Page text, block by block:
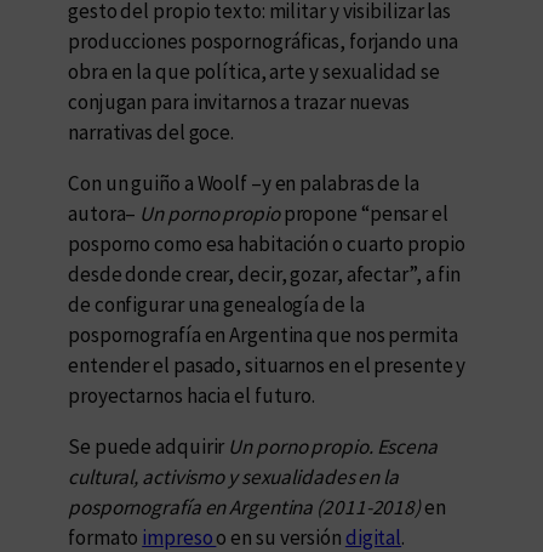
gesto del propio texto: militar y visibilizar las
producciones pospornográficas, forjando una
obra en la que política, arte y sexualidad se
conjugan para invitarnos a trazar nuevas
narrativas del goce.
Con un guiño a Woolf –y en palabras de la
autora– Un porno propiopropone “pensar el
posporno como esa habitación o cuarto propio
desde donde crear, decir, gozar, afectar”, a fin
de configurar una genealogía de la
pospornografía en Argentina que nos permita
entender el pasado, situarnos en el presente y
proyectarnos hacia el futuro.
Se puede adquirir Un porno propio. Escena
cultural, activismo y sexualidades en la
pospornografía en Argentina (2011-2018)en
formato impresoo en su versión digital.